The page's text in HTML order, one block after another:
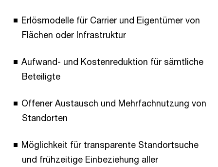
Erlösmodelle für Carrier und Eigentümer von
Flächen oder Infrastruktur
Aufwand- und Kostenreduktion für sämtliche
Beteiligte
Offener Austausch und Mehrfachnutzung von
Standorten
Möglichkeit für transparente Standortsuche
und frühzeitige Einbeziehung aller